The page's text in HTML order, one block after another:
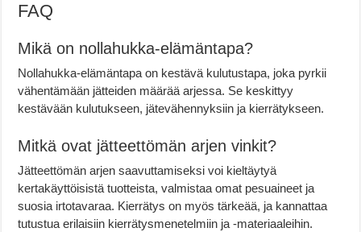
FAQ
Mikä on nollahukka-elämäntapa?
Nollahukka-elämäntapa on kestävä kulutustapa, joka pyrkii
vähentämään jätteiden määrää arjessa. Se keskittyy
kestävään kulutukseen, jätevähennyksiin ja kierrätykseen.
Mitkä ovat jätteettömän arjen vinkit?
Jätteettömän arjen saavuttamiseksi voi kieltäytyä
kertakäyttöisistä tuotteista, valmistaa omat pesuaineet ja
suosia irtotavaraa. Kierrätys on myös tärkeää, ja kannattaa
tutustua erilaisiin kierrätysmenetelmiin ja -materiaaleihin.